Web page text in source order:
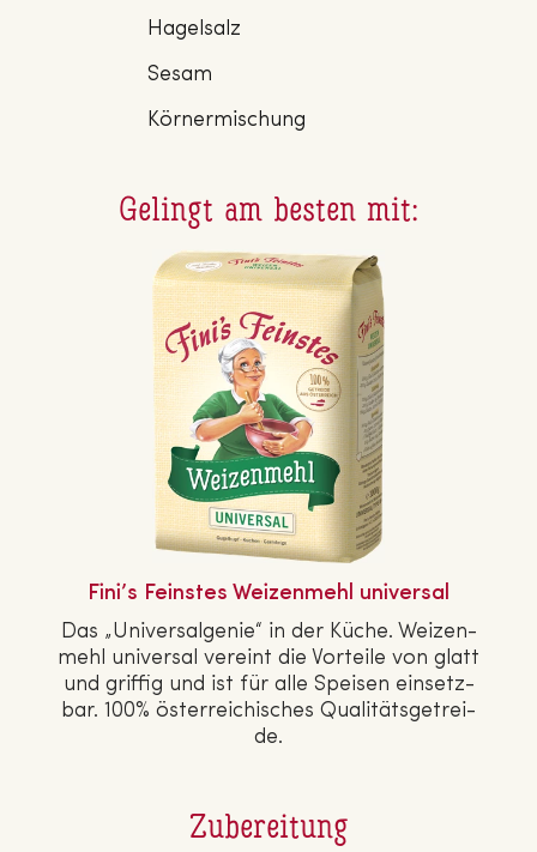
Zubereitung
Hagelsalz
Sesam
Körnermischung
Gelingt am besten mit:
Fini’s Feinstes Wei­zen­mehl universal
Das „Uni­ver­sal­ge­nie“ in der Küche. Wei­zen­
mehl universal vereint die Vorteile von glatt
und griffig und ist für alle Speisen ein­setz­
bar. 100% ös­ter­rei­chi­sches Qua­li­täts­ge­trei­
de.